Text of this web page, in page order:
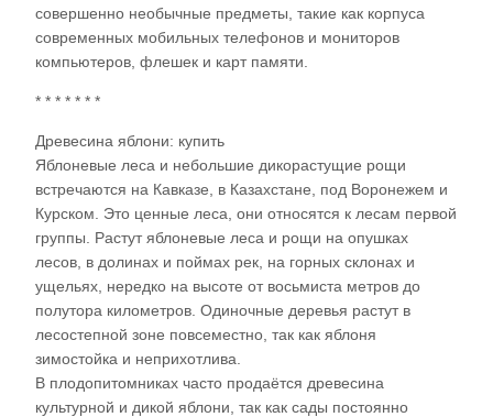
совершенно необычные предметы, такие как корпуса
современных мобильных телефонов и мониторов
компьютеров, флешек и карт памяти.
* * * * * * *
Древесина яблони: купить
Яблоневые леса и небольшие дикорастущие рощи
встречаются на Кавказе, в Казахстане, под Воронежем и
Курском. Это ценные леса, они относятся к лесам первой
группы. Растут яблоневые леса и рощи на опушках
лесов, в долинах и поймах рек, на горных склонах и
ущельях, нередко на высоте от восьмиста метров до
полутора километров. Одиночные деревья растут в
лесостепной зоне повсеместно, так как яблоня
зимостойка и неприхотлива.
В плодопитомниках часто продаётся древесина
культурной и дикой яблони, так как сады постоянно